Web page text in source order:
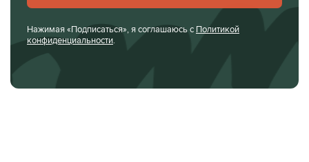
Нажимая «Подписаться», я соглашаюсь с Политикой
конфиденциальности.